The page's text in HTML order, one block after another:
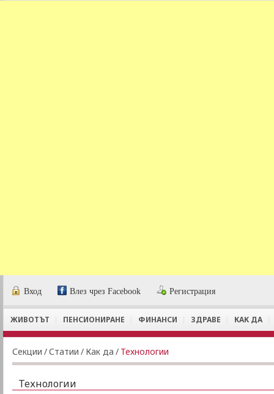
Вход Влез чрез Facebook Регистрация
ЖИВОТЪТ ПЕНСИОНИРАНЕ ФИНАНСИ ЗДРАВЕ КАК ДА
Секции /Статии / Как да / Технологии
Технологии